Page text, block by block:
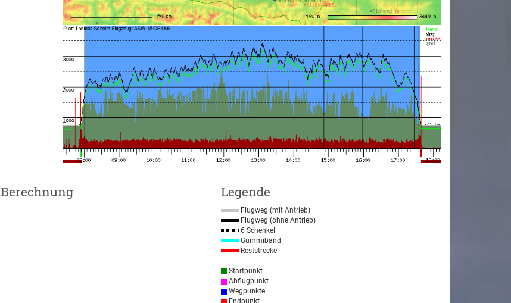
Berechnung Legende
Flugweg (mit Antrieb)
Flugweg (ohne Antrieb)
6 Schenkel
Gummiband
Reststrecke
Startpunkt
Abflugpunkt
Wegpunkte
Endpunkt